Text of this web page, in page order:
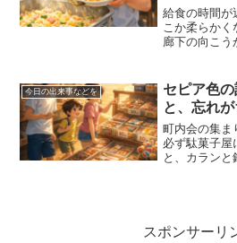
給食の時間が
こか柔らかく
廊下の向こう
ほんのり甘い
っぱいに広
今日の出来事などを
セピア色
と、忘れ
町内会の集ま
必ず駄菓子屋
と、カランと
スポンサーリ